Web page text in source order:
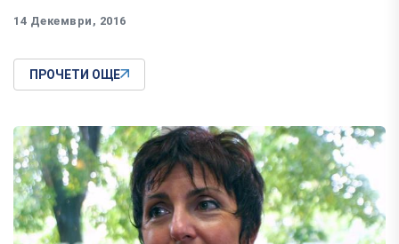
14 Декември, 2016
ПРОЧЕТИ ОЩЕ